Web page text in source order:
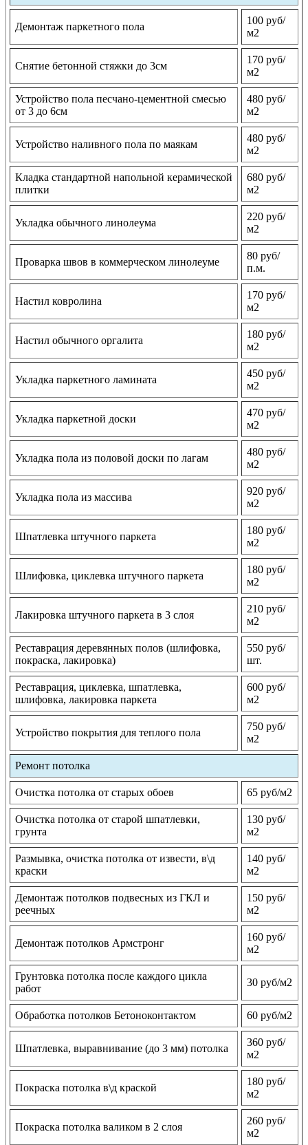
Демонтаж паркетного пола
100 руб/
м2
Снятие бетонной стяжки до 3см
170 руб/
м2
Устройство пола песчано-цементной смесью
от 3 до 6см
480 руб/
м2
Устройство наливного пола по маякам
480 руб/
м2
Кладка стандартной напольной керамической
плитки
680 руб/
м2
Укладка обычного линолеума
220 руб/
м2
Проварка швов в коммерческом линолеуме
80 руб/
п.м.
Настил ковролина
170 руб/
м2
Настил обычного оргалита
180 руб/
м2
Укладка паркетного ламината
450 руб/
м2
Укладка паркетной доски
470 руб/
м2
Укладка пола из половой доски по лагам
480 руб/
м2
Укладка пола из массива
920 руб/
м2
Шпатлевка штучного паркета
180 руб/
м2
Шлифовка, циклевка штучного паркета
180 руб/
м2
Лакировка штучного паркета в 3 слоя
210 руб/
м2
Реставрация деревянных полов (шлифовка,
покраска, лакировка)
550 руб/
шт.
Реставрация, циклевка, шпатлевка,
шлифовка, лакировка паркета
600 руб/
м2
Устройство покрытия для теплого пола
750 руб/
м2
Ремонт потолка
Очистка потолка от старых обоев 65 руб/м2
Очистка потолка от старой шпатлевки,
грунта
130 руб/
м2
Размывка, очистка потолка от извести, в\д
краски
140 руб/
м2
Демонтаж потолков подвесных из ГКЛ и
реечных
150 руб/
м2
Демонтаж потолков Армстронг
160 руб/
м2
Грунтовка потолка после каждого цикла
работ
30 руб/м2
Обработка потолков Бетоноконтактом 60 руб/м2
Шпатлевка, выравнивание (до 3 мм) потолка
360 руб/
м2
Покраска потолка в\д краской
180 руб/
м2
Покраска потолка валиком в 2 слоя
260 руб/
м2